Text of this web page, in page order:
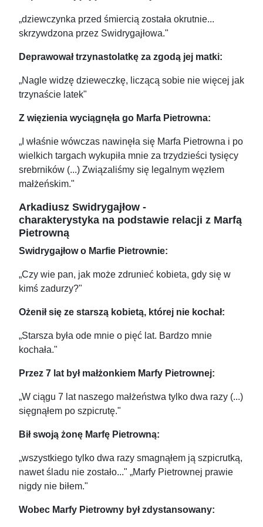
„dziewczynka przed śmiercią została okrutnie...
skrzywdzona przez Swidrygajłowa."
Deprawował trzynastolatkę za zgodą jej matki:
„Nagle widzę dzieweczkę, liczącą sobie nie więcej jak
trzynaście latek"
Z więzienia wyciągnęła go Marfa Pietrowna:
„I właśnie wówczas nawinęła się Marfa Pietrowna i po
wielkich targach wykupiła mnie za trzydzieści tysięcy
srebrników (...) Związaliśmy się legalnym węzłem
małżeńskim."
Arkadiusz Swidrygajłow -
charakterystyka na podstawie relacji z Marfą
Pietrowną
Swidrygajłow o Marfie Pietrownie:
„Czy wie pan, jak może zdrunieć kobieta, gdy się w
kimś zadurzy?"
Ożenił się ze starszą kobietą, której nie kochał:
„Starsza była ode mnie o pięć lat. Bardzo mnie
kochała."
Przez 7 lat był małżonkiem Marfy Pietrownej:
„W ciągu 7 lat naszego małżeństwa tylko dwa razy (...)
sięgnąłem po szpicrutę."
Bił swoją żonę Marfę Pietrowną:
„wszystkiego tylko dwa razy smagnąłem ją szpicrutką,
nawet śladu nie zostało..." „Marfy Pietrownej prawie
nigdy nie biłem."
Wobec Marfy Pietrowny był zdystansowany: